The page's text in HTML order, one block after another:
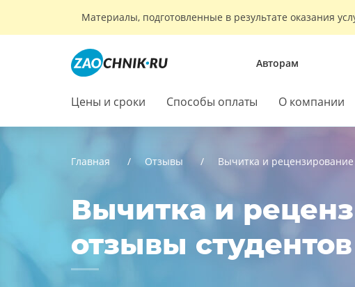
Материалы, подготовленные в результате оказания
Авторам
Цены и сроки Способы оплаты О компании
Главная Отзывы Вычитка и
Вычитка и
отзывы студентов